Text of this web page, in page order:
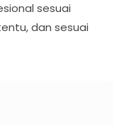
sesuai
dan sesuai